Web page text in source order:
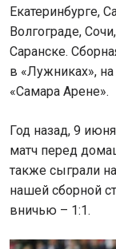
Екатеринбурге,
Волгограде,
Саранске.
в «Лужниках», на
«Самара Арене».
Год назад, 9
матч перед
также сыграли
нашей сборной
вничью – 1:1.